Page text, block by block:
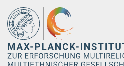
Hauptinhalt